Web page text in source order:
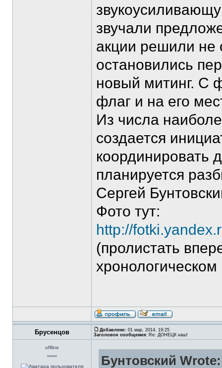
звучали
акции решили не
остановились
новый митинг. С
флаг и на его
Из числа
создается
координировать
планируется
Сергей
Фото тут:
http://
(пролистать
Брусенцов Добавлено: 01 мар, 2014, 19:25
Заголовок сообщения: Re: ДОНЕЦК наш!
offline
*****
Бунтовский Wrote: